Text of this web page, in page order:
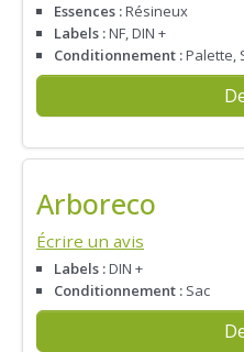
Essences :Résineux
Labels :NF, DIN +
Conditionnement :Palette,
Arboreco
Écrire un avis
Labels :DIN +
Conditionnement : Sac